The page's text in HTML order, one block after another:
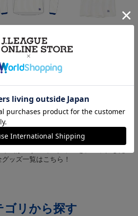
ォーム長袖（FP2n
）
円～24,860円
ット「ディーオ」グッズは、サポータ
必見！
ッズ一覧はこちら！
ゴリから探す